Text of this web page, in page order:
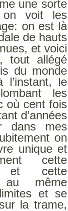
une sorte
on voit les
on est là
de hauts
et voici
tout allégé
du monde
l’instant, le
les
où cent fois
d’années
dans mes
on
unique et
cette
et cette
au même
et se
la trame,